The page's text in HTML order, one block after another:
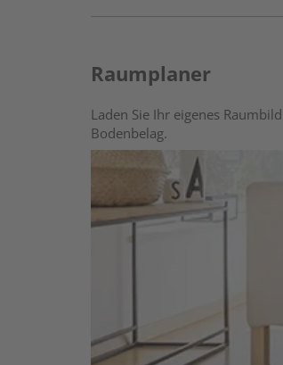
Raumplaner
Laden Sie Ihr eigenes
Bodenbelag.